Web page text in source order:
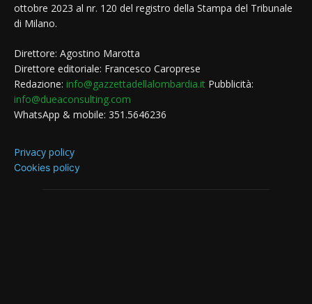
ottobre 2023 al nr. 120 del registro della Stampa del Tribunale
di Milano.
Direttore: Agostino Marotta
Direttore editoriale: Francesco Caroprese
Redazione: info@gazzettadellalombardia.it Pubblicità:
info@dueaconsulting.com
WhatsApp & mobile: 351.5646236
Privacy policy
Cookies policy